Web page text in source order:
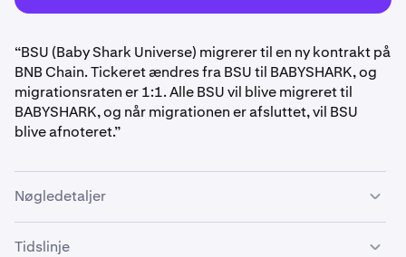
“BSU (Baby Shark Universe) migrerer til en ny kontrakt på
BNB Chain. Tickeret ændres fra BSU til BABYSHARK, og
migrationsraten er 1:1. Alle BSU vil blive migreret til
BABYSHARK, og når migrationen er afsluttet, vil BSU
blive afnoteret.”
Nøgledetaljer
Migrationsforhold: 1 BSU : 1 BABYSHARK
Tidslinje